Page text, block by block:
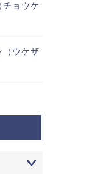
チョウケ
（ウケザ